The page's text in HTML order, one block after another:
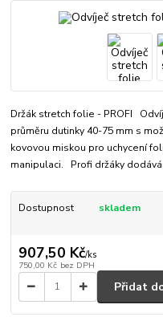
Držák stretch folie - PROFI
průměru dutinky 40-75 mm s
kovovou miskou pro uchycení
manipulaci. Profi držáky
Dostupnost skladem
907,50 Kč/ks
750,00 Kč bez DPH
Přidat